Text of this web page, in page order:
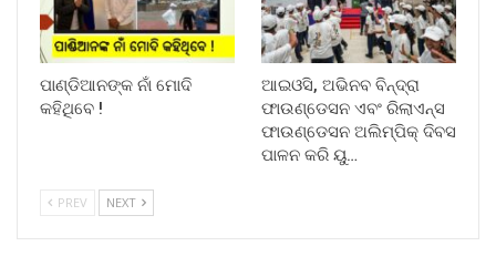
ପାଣ୍ଡିଆନଙ୍କ ନାଁ ମୋଦି
କହିଥିବେ !
ଆଇଓସି, ଅଭିନବ ବିନ୍ଦ୍ରା
ଫାଉଣ୍ଡେସନ ଏବଂ ରିଲାଏନ୍ସ
ଫାଉଣ୍ଡେସନ ଅଲିମ୍ପିକ୍ ଦିବସ
ପାଳନ କରି ୟୁ…
PREV NEXT